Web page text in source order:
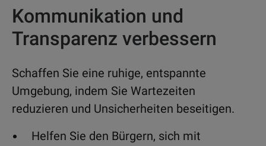
Kommunikation und
Transparenz verbessern
Schaffen Sie eine ruhige, entspannte
Umgebung, indem Sie Wartezeiten
reduzieren und Unsicherheiten beseitigen.
Helfen Sie den Bürgern, sich mit